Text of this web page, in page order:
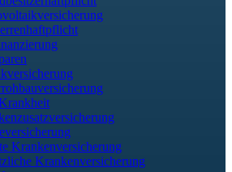
Krankenversicherung
Krankenversicherung